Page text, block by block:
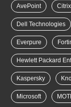
AvePoint Citrix
Dell Technologies
Everpure
Hewlett Packard
Kaspersky
Microsoft